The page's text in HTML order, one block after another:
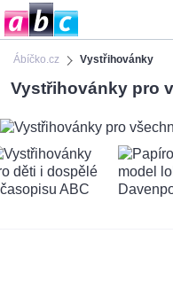
Ábíčko.cz Vystřihovánky
Vystřihovánky pro